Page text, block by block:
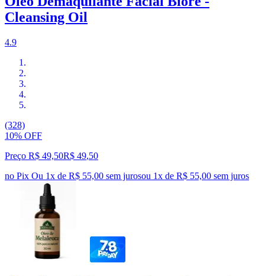
Cleansing Oil
4.9
(328)
10% OFF
Preço R$ 49,50R$ 49,50
no Pix Ou 1x de R$ 55,00 sem jurosou 1x de R$ 55,00 sem juros